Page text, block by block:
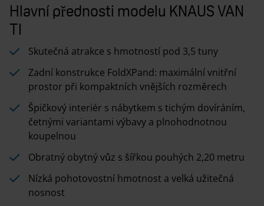
Hlavní přednosti modelu KNAUS VAN
TI
Skutečná atrakce s hmotností pod 3,5 tuny
Zadní konstrukce FoldXPand: maximální vnitřní
prostor při kompaktních vnějších rozměrech
Špičkový interiér s nábytkem s tichým dovíráním,
četnými variantami výbavy a plnohodnotnou
koupelnou
Obratný obytný vůz s šířkou pouhých 2,20 metru
Nízká pohotovostní hmotnost a velká užitečná
nosnost